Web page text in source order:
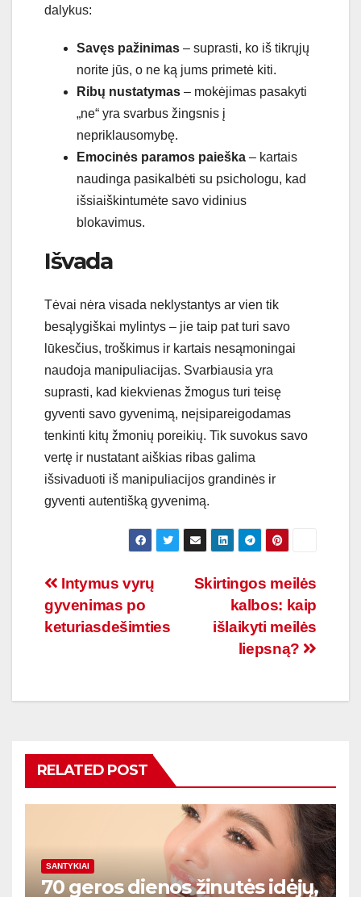
dalykus:
Savęs pažinimas – suprasti, ko iš tikrųjų
norite jūs, o ne ką jums primetė kiti.
Ribų nustatymas – mokėjimas pasakyti
„ne“ yra svarbus žingsnis į
nepriklausomybę.
Emocinės paramos paieška – kartais
naudinga pasikalbėti su psichologu, kad
išsiaiškintumėte savo vidinius
blokavimus.
Išvada
Tėvai nėra visada neklystantys ar vien tik
besąlygiškai mylintys – jie taip pat turi savo
lūkesčius, troškimus ir kartais nesąmoningai
naudoja manipuliacijas. Svarbiausia yra
suprasti, kad kiekvienas žmogus turi teisę
gyventi savo gyvenimą, neįsipareigodamas
tenkinti kitų žmonių poreikių. Tik suvokus savo
vertę ir nustatant aiškias ribas galima
išsivaduoti iš manipuliacijos grandinės ir
gyventi autentišką gyvenimą.
Navigacija
tarp
Skirtingos meilės
kalbos: kaip
išlaikyti meilės
liepsną?
Intymus vyrų
gyvenimas po
keturiasdešimties
RELATED POST
SANTYKIAI
70 geros dienos žinutės idėjų,